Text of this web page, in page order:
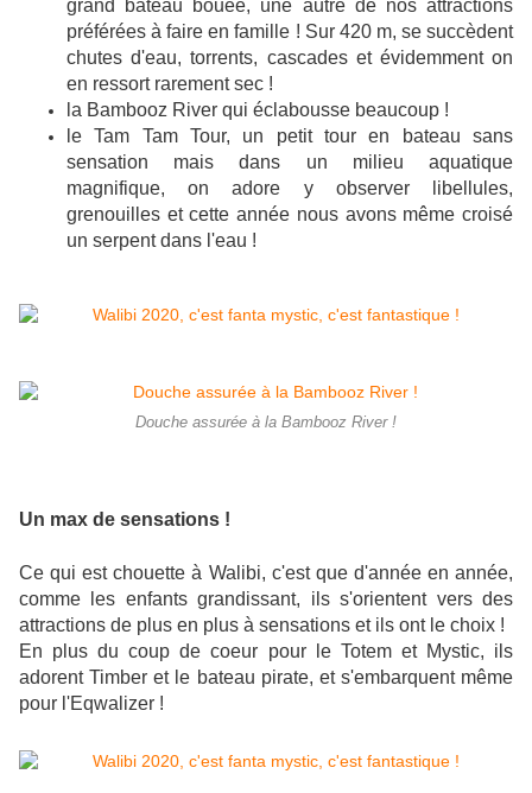
grand bateau bouée, une autre de nos attractions
préférées à faire en famille ! Sur 420 m, se succèdent
chutes d'eau, torrents, cascades et évidemment on
en ressort rarement sec !
la Bambooz River qui éclabousse beaucoup !
le Tam Tam Tour, un petit tour en bateau sans
sensation mais dans un milieu aquatique
magnifique, on adore y observer libellules,
grenouilles et cette année nous avons même croisé
un serpent dans l'eau !
Douche assurée à la Bambooz River !
Un max de sensations !
Ce qui est chouette à Walibi, c'est que d'année en année,
comme les enfants grandissant, ils s'orientent vers des
attractions de plus en plus à sensations et ils ont le choix !
En plus du coup de coeur pour le Totem et Mystic, ils
adorent Timber et le bateau pirate, et s'embarquent même
pour l'Eqwalizer !